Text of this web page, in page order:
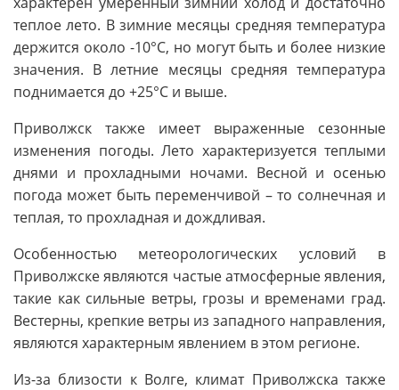
теплое лето. В зимние месяцы средняя температура
держится около -10°С, но могут быть и более низкие
значения. В летние месяцы средняя температура
поднимается до +25°С и выше.
Приволжск также имеет выраженные сезонные
изменения погоды. Лето характеризуется теплыми
днями и прохладными ночами. Весной и осенью
погода может быть переменчивой – то солнечная и
теплая, то прохладная и дождливая.
Особенностью метеорологических условий в
Приволжске являются частые атмосферные явления,
такие как сильные ветры, грозы и временами град.
Вестерны, крепкие ветры из западного направления,
являются характерным явлением в этом регионе.
Из-за близости к Волге, климат Приволжска также